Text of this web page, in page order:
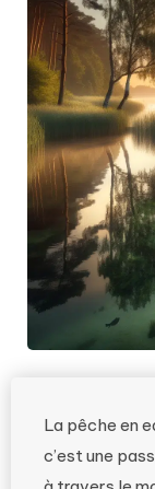
La pêche en
c’est une